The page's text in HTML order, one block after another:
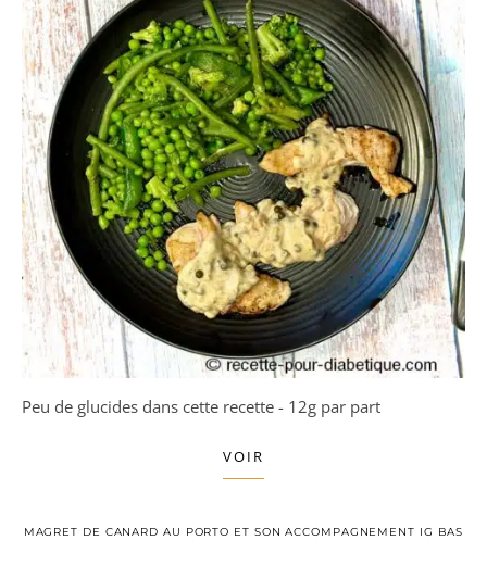
Peu de glucides dans cette recette - 12g par part
VOIR
MAGRET DE CANARD AU PORTO ET SON ACCOMPAGNEMENT IG BAS